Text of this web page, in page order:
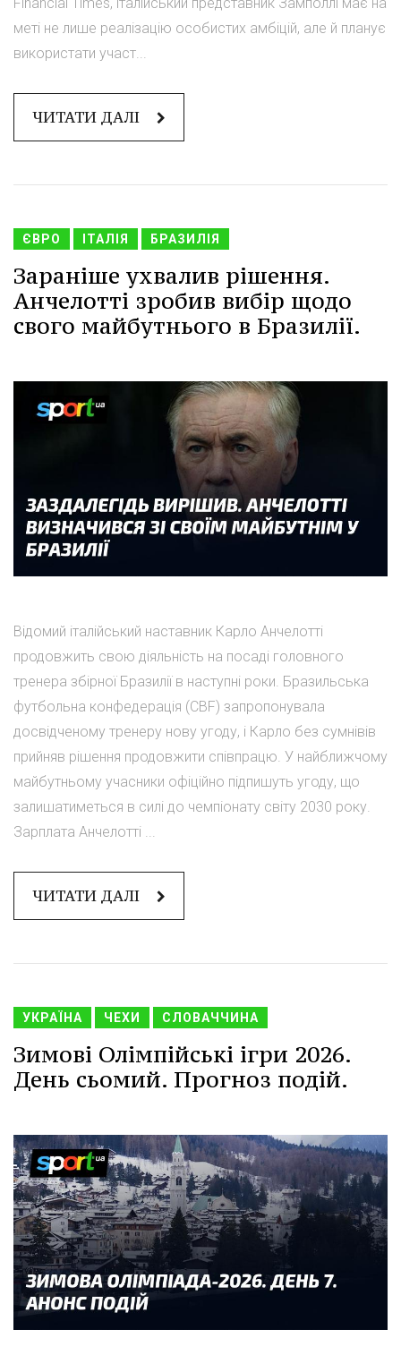
меті не лише реалізацію особистих амбіцій, але й планує
використати участ...
ЧИТАТИ ДАЛІ
ЄВРО ІТАЛІЯ БРАЗИЛІЯ
Зараніше ухвалив рішення.
Анчелотті зробив вибір щодо
свого майбутнього в Бразилії.
Відомий італійський наставник Карло Анчелотті
продовжить свою діяльність на посаді головного
тренера збірної Бразилії в наступні роки. Бразильська
футбольна конфедерація (CBF) запропонувала
досвідченому тренеру нову угоду, і Карло без сумнівів
прийняв рішення продовжити співпрацю. У найближчому
майбутньому учасники офіційно підпишуть угоду, що
залишатиметься в силі до чемпіонату світу 2030 року.
Зарплата Анчелотті ...
ЧИТАТИ ДАЛІ
УКРАЇНА ЧЕХИ СЛОВАЧЧИНА
Зимові Олімпійські ігри 2026.
День сьомий. Прогноз подій.